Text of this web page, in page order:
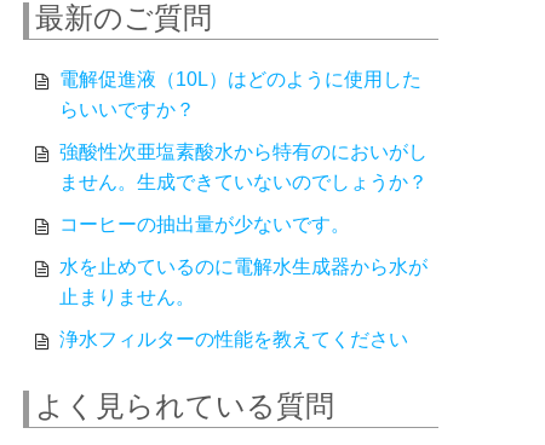
最新のご質問
電解促進液（10L）はどのように使用した
らいいですか？
強酸性次亜塩素酸水から特有のにおいがし
ません。生成できていないのでしょうか？
コーヒーの抽出量が少ないです。
水を止めているのに電解水生成器から水が
止まりません。
浄水フィルターの性能を教えてください
よく見られている質問